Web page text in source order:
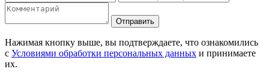
Отправить
Нажимая кнопку выше, вы подтверждаете, что ознакомились
с Условиями обработки персональных данных и принимаете
их.